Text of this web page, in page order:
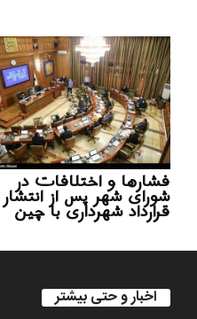
فشارها و اختلافات در
شورای شهر پس از انتشار
قرارداد شهرداری با چین
اخبار و حتی بیشتر